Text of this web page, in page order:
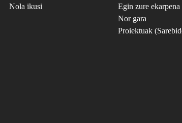
Nola ikusi
Egin zure ekarpena
Nor gara
Proiektuak